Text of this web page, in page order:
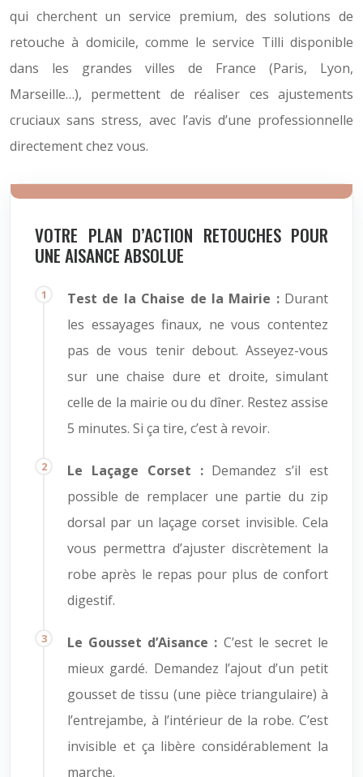
qui cherchent un service premium, des solutions de
retouche à domicile, comme le service Tilli disponible
dans les grandes villes de France (Paris, Lyon,
Marseille…), permettent de réaliser ces ajustements
cruciaux sans stress, avec l’avis d’une professionnelle
directement chez vous.
VOTRE PLAN D’ACTION RETOUCHES POUR
UNE AISANCE ABSOLUE
Test de la Chaise de la Mairie :Durant
les essayages finaux, ne vous contentez
pas de vous tenir debout. Asseyez-vous
sur une chaise dure et droite, simulant
celle de la mairie ou du dîner. Restez assise
5 minutes. Si ça tire, c’est à revoir.
Le Laçage Corset :Demandez s’il est
possible de remplacer une partie du zip
dorsal par un laçage corset invisible. Cela
vous permettra d’ajuster discrètement la
robe après le repas pour plus de confort
digestif.
Le Gousset d’Aisance : C’est le secret le
mieux gardé. Demandez l’ajout d’un petit
gousset de tissu (une pièce triangulaire) à
l’entrejambe, à l’intérieur de la robe. C’est
invisible et ça libère considérablement la
marche.